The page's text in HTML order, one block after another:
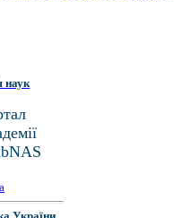
наук